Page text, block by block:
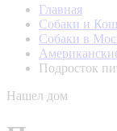
Главная
Собаки и
Собаки в
Подросток
Нашел дом